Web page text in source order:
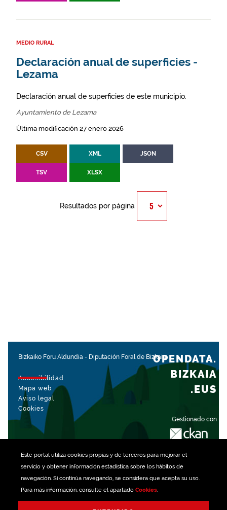
Este portal utiliza cookiespropias y de terceros para mejorar el
servicio y obtener información estadística sobre los hábitos de
navegación. Si continúa navegando, se considera que acepta su uso.
Para más información, consulte el apartado Cookies.
MEDIO RURAL
Declaración anual de superficies -
Lezama
Declaración anual de superficies de este municipio.
Ayuntamiento de Lezama
Última modificación 27 enero 2026
CSV XML JSON
TSV XLSX
Resultados por página
Bizkaiko Foru Aldundia - Diputación Foral de Bizkaia
Accesibilidad
Mapa web
Aviso legal
Cookies
Gestionado con
OPENDATA.
BIZKAIA
.EUS